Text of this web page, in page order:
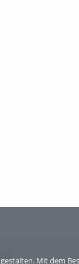
Mit dem